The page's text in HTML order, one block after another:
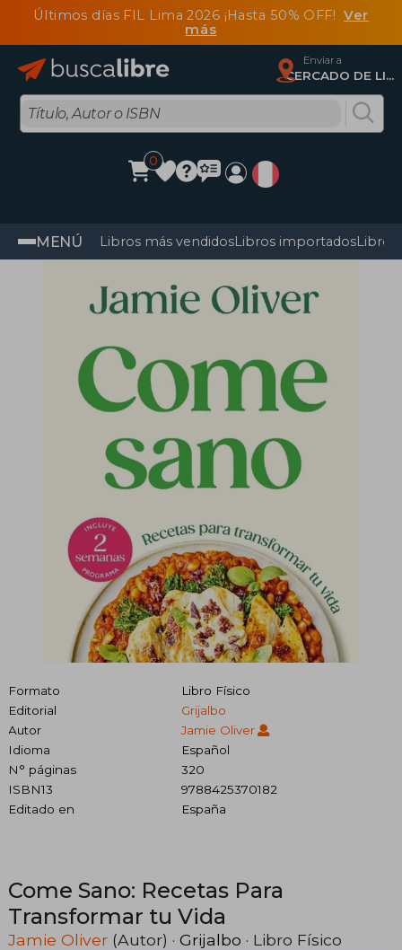
Últimos días FIL Lima 2026 ¡Hasta 50% OFF!Ver
más
Enviar a
CERCADO DE LIMA, Lima
0
MENÚ Libros más vendidosLibros importadosLibros
Formato
Libro Físico
Editorial
Grijalbo
Autor
Jamie Oliver
Idioma
Español
N° páginas
320
ISBN13
9788425370182
Editado en
España
Come Sano: Recetas Para
Transformar tu Vida
Jamie Oliver (Autor) · Grijalbo · Libro Físico